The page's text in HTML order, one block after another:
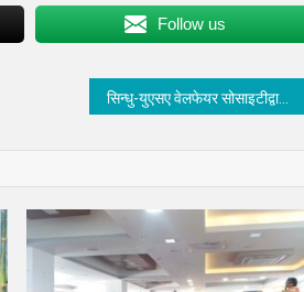
Follow us
सिन्धु-युएसए वेलफेयर सोसाइटीद्वारा संस्थापक अध्यक्ष वंशलाल तामाङ सम्मानित